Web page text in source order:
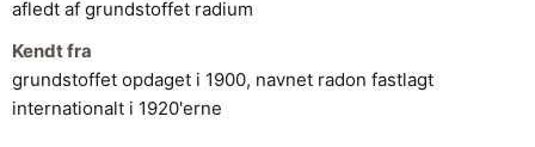
afledt af grundstoffet radium
Kendt fra
grundstoffet opdaget i 1900, navnet radon fastlagt
internationalt i 1920'erne